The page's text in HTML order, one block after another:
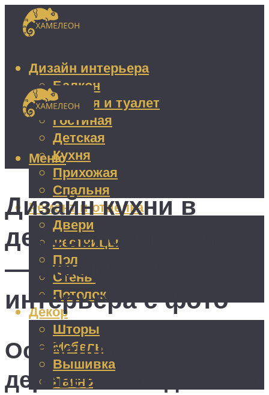
Дизайн интерьера
Балкон
Ванная и туалет
Гостиная
Детская
Кухня
Прихожая
Спальня
Ремонт и отделка
Двери
Лестницы
Пол
Стены
Потолок
Декор
Шторы
Мебель
Вышивка
Панно
Меню
Дизайн кухни в
деревенском стиле
— оформление
интерьера с фото
Особенности
деревенского дизайна